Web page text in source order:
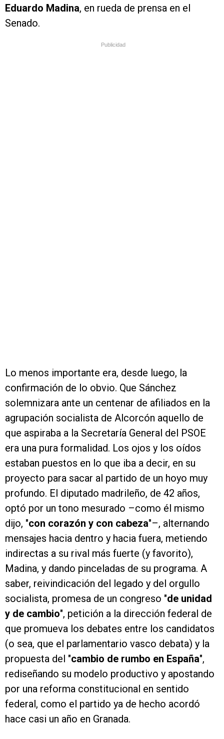
Eduardo Madina, en rueda de prensa en el
Senado.
Publicidad
Lo menos importante era, desde luego, la
confirmación de lo obvio. Que Sánchez
solemnizara ante un centenar de afiliados en la
agrupación socialista de Alcorcón aquello de
que aspiraba a la Secretaría General del PSOE
era una pura formalidad. Los ojos y los oídos
estaban puestos en lo que iba a decir, en su
proyecto para sacar al partido de un hoyo muy
profundo. El diputado madrileño, de 42 años,
optó por un tono mesurado –como él mismo
dijo, "con corazón y con cabeza"–, alternando
mensajes hacia dentro y hacia fuera, metiendo
indirectas a su rival más fuerte (y favorito),
Madina, y dando pinceladas de su programa. A
saber, reivindicación del legado y del orgullo
socialista, promesa de un congreso "de unidad
y de cambio", petición a la dirección federal de
que promueva los debates entre los candidatos
(o sea, que el parlamentario vasco debata) y la
propuesta del "cambio de rumbo en España",
rediseñando su modelo productivo y apostando
por una reforma constitucional en sentido
federal, como el partido ya de hecho acordó
hace casi un año en Granada.